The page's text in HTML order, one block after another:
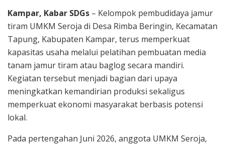
Kampar, Kabar SDGs – Kelompok pembudidaya jamur
tiram UMKM Seroja di Desa Rimba Beringin, Kecamatan
Tapung, Kabupaten Kampar, terus memperkuat
kapasitas usaha melalui pelatihan pembuatan media
tanam jamur tiram atau baglog secara mandiri.
Kegiatan tersebut menjadi bagian dari upaya
meningkatkan kemandirian produksi sekaligus
memperkuat ekonomi masyarakat berbasis potensi
lokal.
Pada pertengahan Juni 2026, anggota UMKM Seroja,